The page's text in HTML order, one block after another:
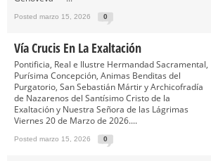
Posted marzo 15, 2026 0
Vía Crucis En La Exaltación
Pontificia, Real e Ilustre Hermandad Sacramental,
Purísima Concepción, Animas Benditas del
Purgatorio, San Sebastián Mártir y Archicofradía
de Nazarenos del Santísimo Cristo de la
Exaltación y Nuestra Señora de las Lágrimas
Viernes 20 de Marzo de 2026....
Posted marzo 15, 2026 0